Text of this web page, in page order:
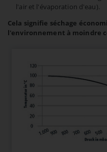
l'air et l'évaporation d'eau).
Cela signifie séchage
l'environnement à moindre